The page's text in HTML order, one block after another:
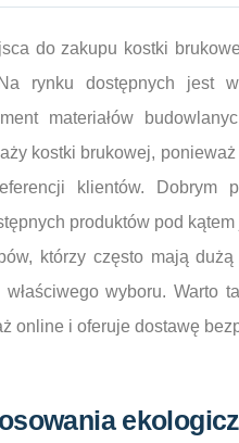
do zakupu kostki
rynku dostępnych jest
materiałów
kostki brukowej,
klientów. Dobrym
produktów pod
którzy często mają
wyboru. Warto
online i oferuje dostawę